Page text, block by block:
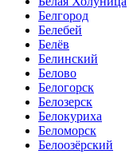
Белгород
Белебей
Белёв
Белинский
Белово
Белогорск
Белозерск
Белокуриха
Беломорск
Белоозёрский